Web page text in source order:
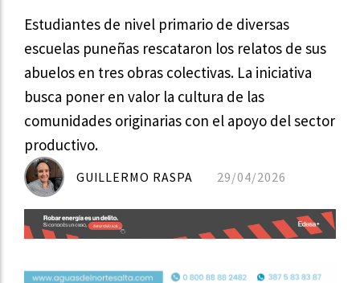
Estudiantes de nivel primario de diversas
escuelas puneñas rescataron los relatos de sus
abuelos en tres obras colectivas. La iniciativa
busca poner en valor la cultura de las
comunidades originarias con el apoyo del sector
productivo.
29/04/2026
GUILLERMO RASPA